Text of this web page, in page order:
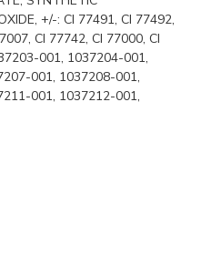
+/-: CI 77491, CI 77492,
CI 77742, CI 77000, CI
001, 1037204-001,
001, 1037208-001,
001, 1037212-001,